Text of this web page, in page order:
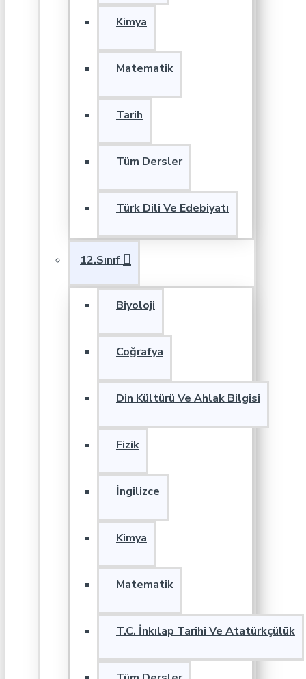
Kimya
Matematik
Tarih
Tüm Dersler
Türk Dili Ve Edebiyatı
12.Sınıf
Biyoloji
Coğrafya
Din Kültürü Ve Ahlak Bilgisi
Fizik
İngilizce
Kimya
Matematik
T.C. İnkılap Tarihi Ve Atatürkçülük